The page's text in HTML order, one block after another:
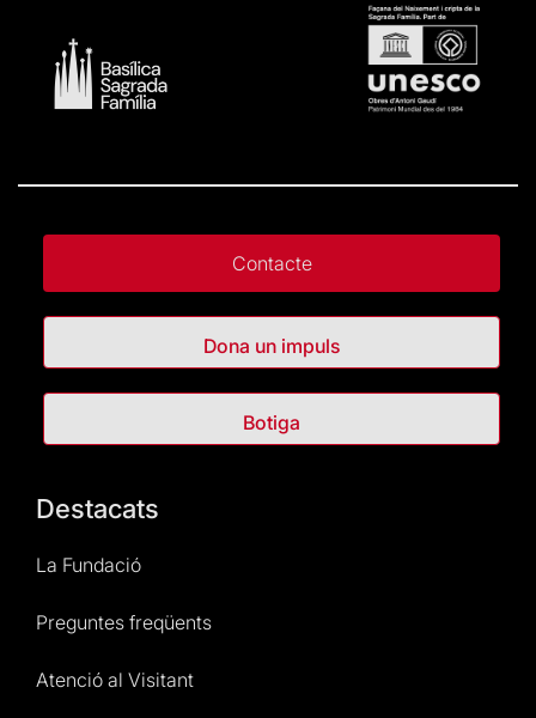
Contacte
Dona un impuls
Botiga
Destacats
La Fundació
Preguntes freqüents
Atenció al Visitant